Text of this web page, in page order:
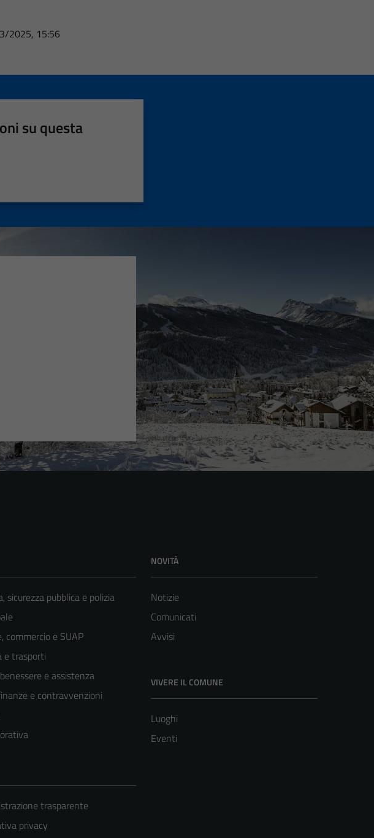
2025, 15:56
su questa
sicurezza pubblica e polizia
commercio e SUAP
e trasporti
e assistenza
e contravvenzioni
NOVITÀ
Notizie
Comunicati
Avvisi
VIVERE IL COMUNE
Luoghi
Eventi
trasparente
privacy